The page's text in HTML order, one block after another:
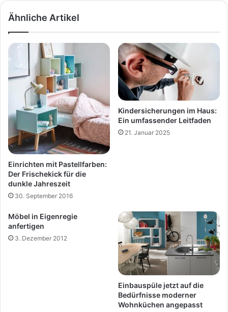
Ähnliche Artikel
Einrichten mit Pastellfarben:
Der Frischekick für die
dunkle Jahreszeit
30. September 2016
Kindersicherungen im Haus:
Ein umfassender Leitfaden
21. Januar 2025
Möbel in Eigenregie
anfertigen
3. Dezember 2012
Einbauspüle jetzt auf die
Bedürfnisse moderner
Wohnküchen angepasst